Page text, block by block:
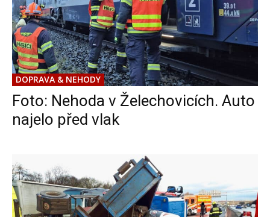
DOPRAVA & NEHODY
Foto: Nehoda v Želechovicích. Auto
najelo před vlak